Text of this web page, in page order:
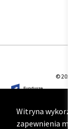
© 2026
Witryna
zapewnienia